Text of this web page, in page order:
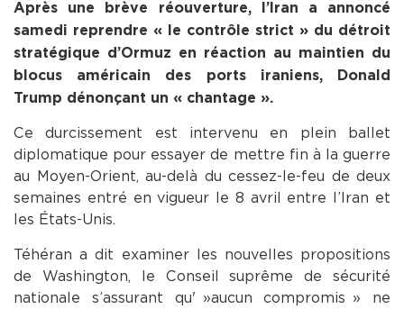
Après une brève réouverture, l’Iran a annoncé
samedi reprendre « le contrôle strict » du détroit
stratégique d’Ormuz en réaction au maintien du
blocus américain des ports iraniens, Donald
Trump dénonçant un « chantage ».
Ce durcissement est intervenu en plein ballet
diplomatique pour essayer de mettre fin à la guerre
au Moyen-Orient, au-delà du cessez-le-feu de deux
semaines entré en vigueur le 8 avril entre l’Iran et
les États-Unis.
Téhéran a dit examiner les nouvelles propositions
de Washington, le Conseil suprême de sécurité
nationale s’assurant qu' »aucun compromis » ne